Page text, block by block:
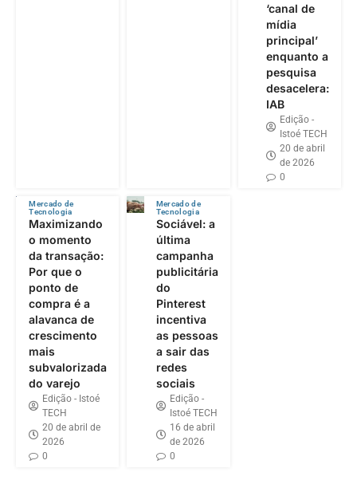
‘canal de
mídia
principal’
enquanto a
pesquisa
desacelera:
IAB
Edição -
Istoé TECH
20 de abril
de 2026
0
Mercado de
Tecnologia
Maximizando
o momento
da transação:
Por que o
ponto de
compra é a
alavanca de
crescimento
mais
subvalorizada
do varejo
Edição - Istoé
TECH
20 de abril de
2026
0
Mercado de
Tecnologia
Sociável: a
última
campanha
publicitária
do
Pinterest
incentiva
as pessoas
a sair das
redes
sociais
Edição -
Istoé TECH
16 de abril
de 2026
0